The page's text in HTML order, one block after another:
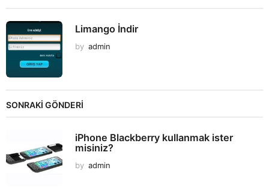
Limango İndir
by admin
SONRAKİ GÖNDERİ
iPhone Blackberry kullanmak ister
misiniz?
by admin